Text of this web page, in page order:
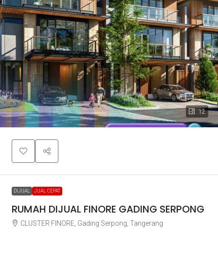
12
DIJUAL JUAL CEPAT
RUMAH DIJUAL FINORE GADING SERPONG
CLUSTER FINORE, Gading Serpong, Tangerang